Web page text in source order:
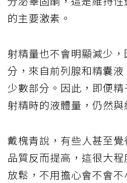
的主要激素。
射精量也不會明顯減少
分，來自前列腺和精囊
少數部分。因此，即便精
射精時的液體量，仍然與
戴槐青說，有些人甚至
品質反而提高，這很大
放鬆，不用擔心會不會不